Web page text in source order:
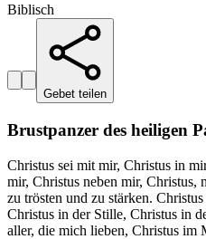
Biblisch
Gebet teilen
Brustpanzer des heiligen
Christus sei mit mir, Christus in
mir, Christus neben mir, Christus,
zu trösten und zu stärken.
Christus in der Stille, Christus in
aller, die mich lieben, Christus im